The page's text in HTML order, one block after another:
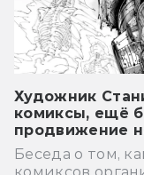
Художник
комиксы, ещё
продвижение
Беседа о том,